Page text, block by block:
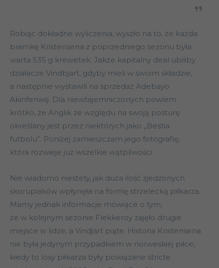
Robiąc dokładne wyliczenia, wyszło na to, że każda
bramkę Kristensena z poprzedniego sezonu była
warta 535 g krewetek. Jakże kapitalny deal ubiliby
działacze Vindbjart, gdyby mieli w swoim składzie,
a następnie wystawili na sprzedaż Adebayo
Akinfenwę. Dla niewtajemniczonych powiem
krótko, że Anglik ze względu na swoją posturę
określany jest przez niektórych jako „Bestia
futbolu”. Poniżej zamieszczam jego fotografię,
która rozwieje już wszelkie wątpliwości.
Nie wiadomo niestety, jak duża ilość zjedzonych
skorupiaków wpłynęła na formę strzelecką piłkarza.
Mamy jednak informacje mówiące o tym,
że w kolejnym sezonie Flekkeroy zajęło drugie
miejsce w lidze, a Vindjart piąte. Historia Kristensena
nie była jedynym przypadkiem w norweskiej piłce,
kiedy to losy piłkarza były powiązane stricte